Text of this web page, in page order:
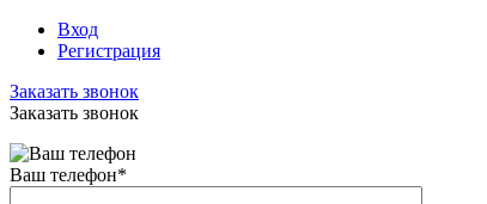
Вход
Регистрация
Заказать звонок
Заказать звонок
Ваш телефон*